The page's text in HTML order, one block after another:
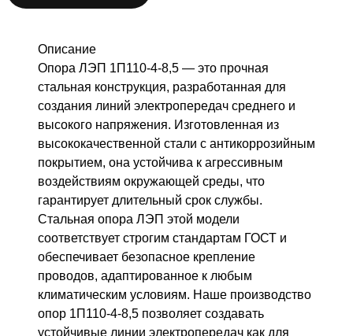
Описание
Опора ЛЭП 1П110-4-8,5 — это прочная
стальная конструкция, разработанная для
создания линий электропередач среднего и
высокого напряжения. Изготовленная из
высококачественной стали с антикоррозийным
покрытием, она устойчива к агрессивным
воздействиям окружающей среды, что
гарантирует длительный срок службы.
Стальная опора ЛЭП этой модели
соответствует строгим стандартам ГОСТ и
обеспечивает безопасное крепление
проводов, адаптированное к любым
климатическим условиям. Наше производство
опор 1П110-4-8,5 позволяет создавать
устойчивые линии электропередач как для